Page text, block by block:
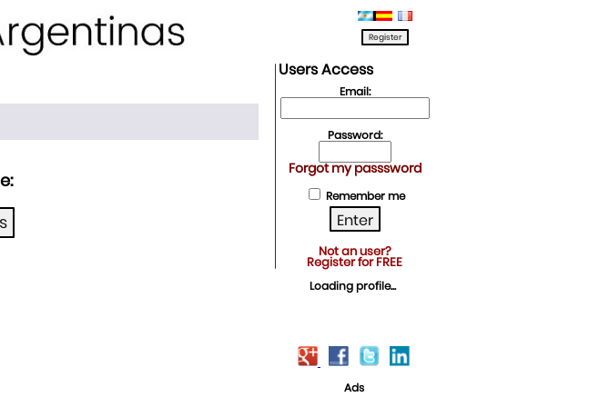
Users Access
Email:
Password:
Forgot my passsword
Remember me
Not an user?
Register for FREE
Loading profile...
Ads